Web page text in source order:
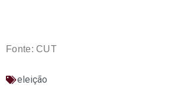
Fonte: CUT
eleição